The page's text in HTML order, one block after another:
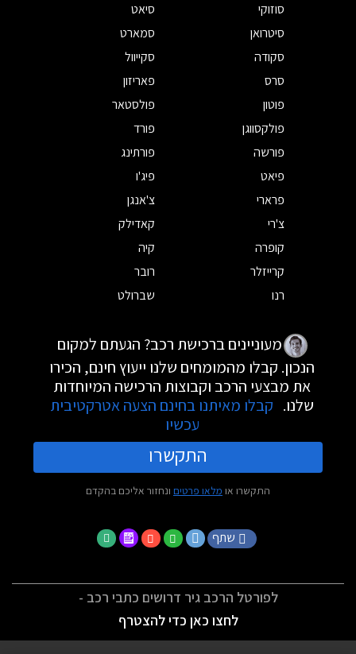
סוזוקי
סיאט
סיטרואן
סמארט
סקודה
סקייוול
סרס
פאריזון
פוטון
פולסטאר
פולקסווגן
פורד
פורשה
פורתינג
פיאט
פיג'ו
פרארי
צ'אנגן
צ'רי
קאדילק
קופרה
קיה
קרייזלר
רובר
רנו
שברולט
מעוניינים ברכישת רכב? הגעתם למקום
הנכון. קבלו מהמומחים שלנו ייעוץ חינם, הכירו
את מבצעי הרכב וקבוצות הרכישה המיוחדות
שלנו. קבלו מאיתנו בחינם הצעה אטרקטיבית
עכשיו
התקשרו
התקשרו או מלאו פרטים ונחזור אליכם בהקדם
שתף
לפורטל הרכב גיר דרושים כתבי רכב -
לחצו כאן כדי להצטרף